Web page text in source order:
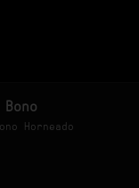
Horneado